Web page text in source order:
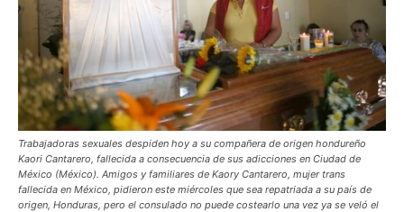
Trabajadoras sexuales despiden hoy a su compañera de origen hondureño
Kaori Cantarero, fallecida a consecuencia de sus adicciones en Ciudad de
México (México). Amigos y familiares de Kaory Cantarero, mujer trans
fallecida en México, pidieron este miércoles que sea repatriada a su país de
origen, Honduras, pero el consulado no puede costearlo una vez ya se veló el